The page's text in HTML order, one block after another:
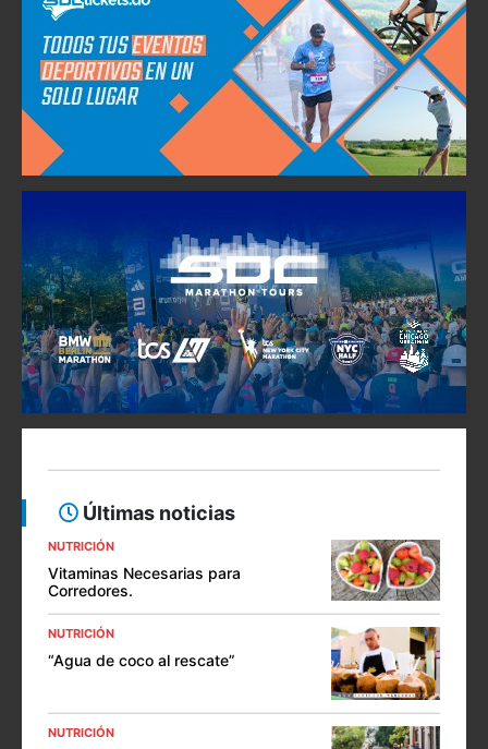
Últimas noticias
NUTRICIÓN
Vitaminas Necesarias para
Corredores.
NUTRICIÓN
“Agua de coco al rescate”
NUTRICIÓN